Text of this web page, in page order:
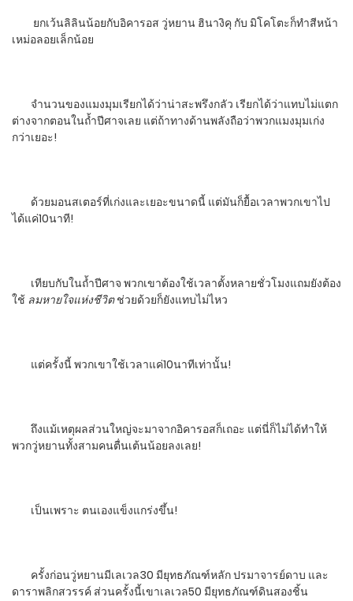
ยกเว้นลิลินน้อยกับอิคารอส วู่หยาน ฮินางิคุ กับ มิโคโตะก็ทำสีหน้า
เหม่อลอยเล็กน้อย
จำนวนของแมงมุมเรียกได้ว่าน่าสะพรึงกลัว เรียกได้ว่าแทบไม่แตก
ต่างจากตอนในถ้ำปีศาจเลย แต่ถ้าทางด้านพลังถือว่าพวกแมงมุมเก่ง
กว่าเยอะ!
ด้วยมอนสเตอร์ที่เก่งและเยอะขนาดนี้ แต่มันก็ยื้อเวลาพวกเขาไป
ได้แค่10นาที!
เทียบกับในถ้ำปีศาจ พวกเขาต้องใช้เวลาตั้งหลายชั่วโมงแถมยังต้อง
ใช้ ลมหายใจแห่งชีวิตช่วยด้วยก็ยังแทบไม่ไหว
แต่ครั้งนี้ พวกเขาใช้เวลาแค่10นาทีเท่านั้น!
ถึงแม้เหตุผลส่วนใหญ่จะมาจากอิคารอสก็เถอะ แต่นี่ก็ไม่ได้ทำให้
พวกวู่หยานทั้งสามคนตื่นเต้นน้อยลงเลย!
เป็นเพราะ ตนเองแข็งแกร่งขึ้น!
ครั้งก่อนวู่หยานมีเลเวล30 มียุทธภัณฑ์หลัก ปรมาจารย์ดาบ และ
ดาราพลิกสวรรค์ ส่วนครั้งนี้เขาเลเวล50 มียุทธภัณฑ์ดินสองชิ้น